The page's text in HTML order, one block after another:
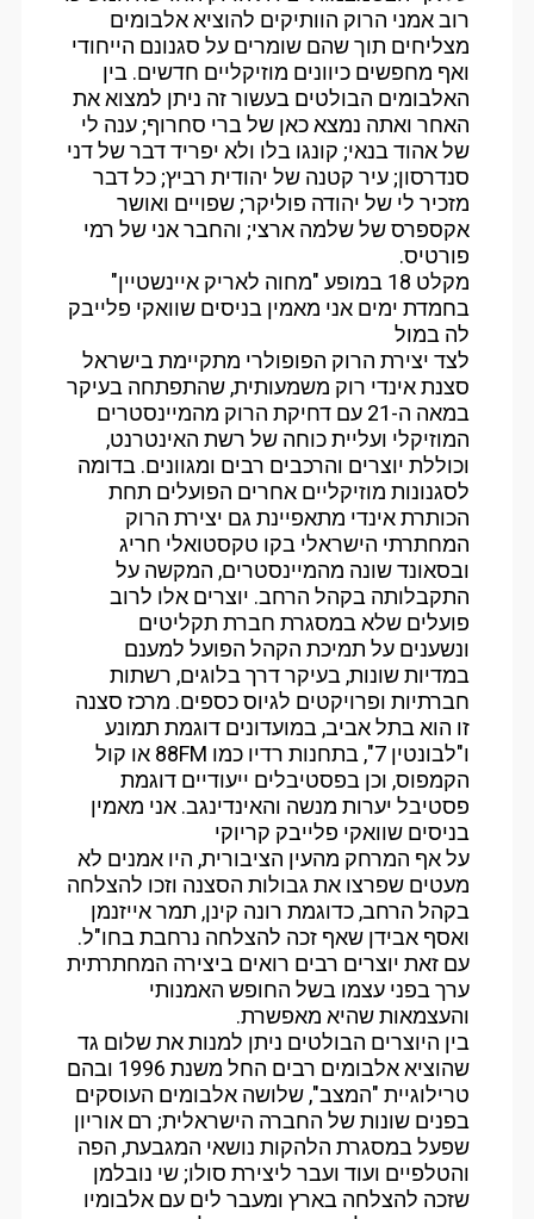
רוב אמני הרוק הוותיקים להוציא אלבומים
מצליחים תוך שהם שומרים על סגנונם הייחודי
ואף מחפשים כיוונים מוזיקליים חדשים. בין
האלבומים הבולטים בעשור זה ניתן למצוא את
האחר ואתה נמצא כאן של ברי סחרוף; ענה לי
של אהוד בנאי; קונגו בלו ולא יפריד דבר של דני
סנדרסון; עיר קטנה של יהודית רביץ; כל דבר
מזכיר לי של יהודה פוליקר; שפויים ואושר
אקספרס של שלמה ארצי; והחבר אני של רמי
פורטיס.
מקלט 18 במופע "מחוה לאריק איינשטיין"
בחמדת ימים אני מאמין בניסים שוואקי פלייבק
לה במול
לצד יצירת הרוק הפופולרי מתקיימת בישראל
סצנת אינדי רוק משמעותית, שהתפתחה בעיקר
במאה ה-21 עם דחיקת הרוק מהמיינסטרים
המוזיקלי ועליית כוחה של רשת האינטרנט,
וכוללת יוצרים והרכבים רבים ומגוונים. בדומה
לסגנונות מוזיקליים אחרים הפועלים תחת
הכותרת אינדי מתאפיינת גם יצירת הרוק
המחתרתי הישראלי בקו טקסטואלי חריג
ובסאונד שונה מהמיינסטרים, המקשה על
התקבלותה בקהל הרחב. יוצרים אלו לרוב
פועלים שלא במסגרת חברת תקליטים
ונשענים על תמיכת הקהל הפועל למענם
במדיות שונות, בעיקר דרך בלוגים, רשתות
חברתיות ופרויקטים לגיוס כספים. מרכז סצנה
זו הוא בתל אביב, במועדונים דוגמת תמונע
ו"לבונטין 7", בתחנות רדיו כמו 88FM או קול
הקמפוס, וכן בפסטיבלים ייעודיים דוגמת
פסטיבל יערות מנשה והאינדינגב. אני מאמין
בניסים שוואקי פלייבק קריוקי
על אף המרחק מהעין הציבורית, היו אמנים לא
מעטים שפרצו את גבולות הסצנה וזכו להצלחה
בקהל הרחב, כדוגמת רונה קינן, תמר אייזנמן
ואסף אבידן שאף זכה להצלחה נרחבת בחו"ל.
עם זאת יוצרים רבים רואים ביצירה המחתרתית
ערך בפני עצמו בשל החופש האמנותי
והעצמאות שהיא מאפשרת.
בין היוצרים הבולטים ניתן למנות את שלום גד
שהוציא אלבומים רבים החל משנת 1996 ובהם
טרילוגיית "המצב", שלושה אלבומים העוסקים
בפנים שונות של החברה הישראלית; רם אוריון
שפעל במסגרת הלהקות נושאי המגבעת, הפה
והטלפיים ועוד ועבר ליצירת סולו; שי נובלמן
שזכה להצלחה בארץ ומעבר לים עם אלבומיו